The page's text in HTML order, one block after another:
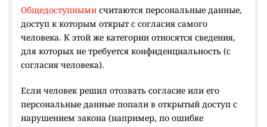
Общедоступными считаются персональные данные,
доступ к которым открыт с согласия самого
человека. К этой же категории относятся сведения,
для которых не требуется конфиденциальность (с
согласия человека).
Если человек решил отозвать согласие или его
персональные данные попали в открытый доступ с
нарушением закона (например, по ошибке